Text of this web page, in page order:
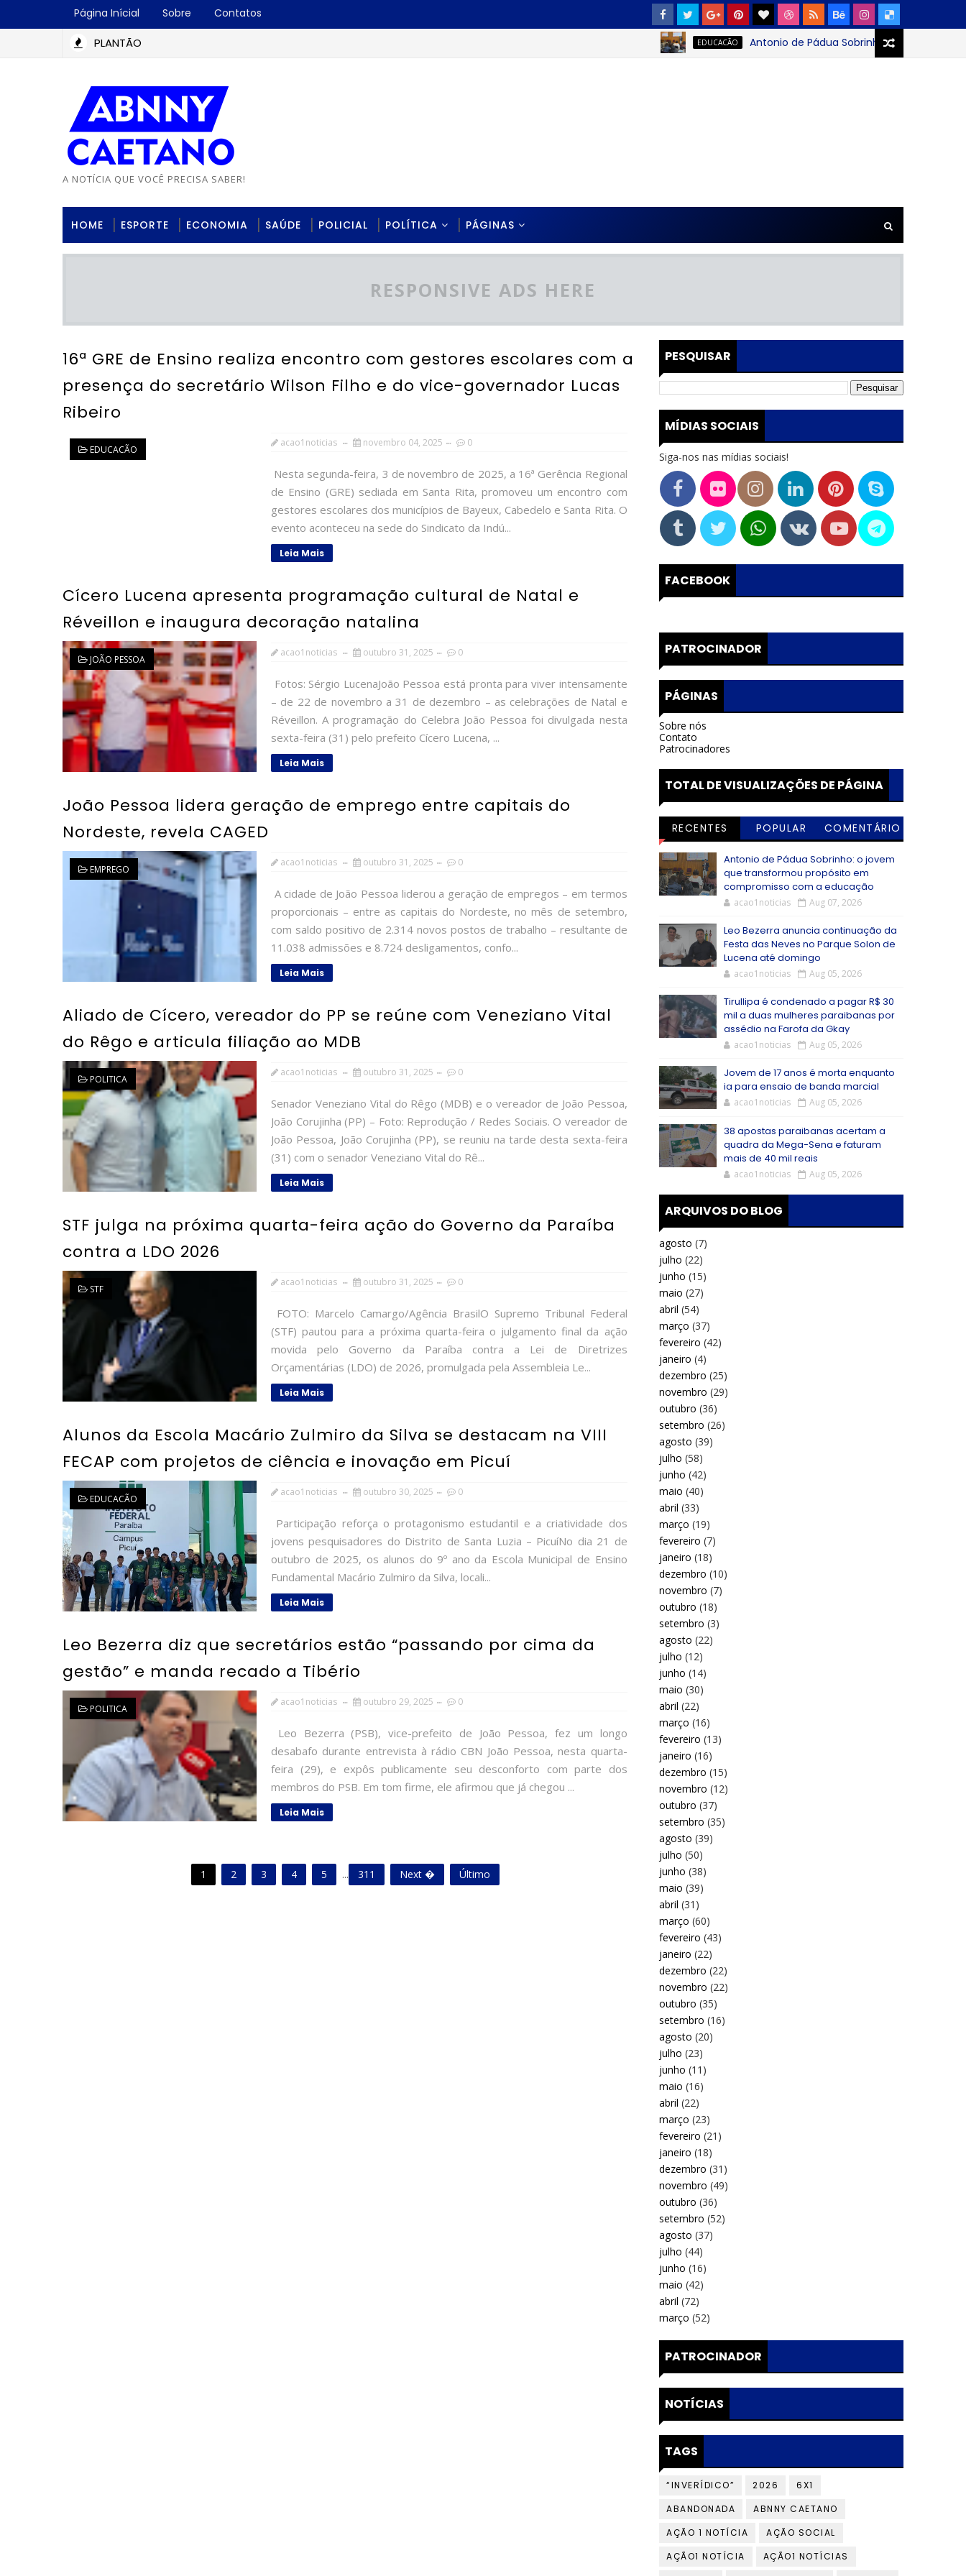
Página Inícial Sobre Contatos
PLANTÃO EDUCACÃO Antonio de Pádua Sobrinho: o jovem que
A NOTÍCIA QUE VOCÊ PRECISA SABER!
HOME ESPORTE ECONOMIA SAÚDE POLICIAL POLÍTICA PÁGINAS
RESPONSIVE ADS HERE
16ª GRE de Ensino realiza encontro com gestores escolares com a
presença do secretário Wilson Filho e do vice-governador Lucas
Ribeiro
EDUCACÃO
acao1noticias novembro 04, 2025 0
Nesta segunda-feira, 3 de novembro de 2025, a 16ª Gerência Regional
de Ensino (GRE) sediada em Santa Rita, promoveu um encontro com
gestores escolares dos municípios de Bayeux, Cabedelo e Santa Rita. O
evento aconteceu na sede do Sindicato da Indú...
Leia Mais
Cícero Lucena apresenta programação cultural de Natal e
Réveillon e inaugura decoração natalina
JOÃO PESSOA
acao1noticias outubro 31, 2025 0
Fotos: Sérgio LucenaJoão Pessoa está pronta para viver intensamente
– de 22 de novembro a 31 de dezembro – as celebrações de Natal e
Réveillon. A programação do Celebra João Pessoa foi divulgada nesta
sexta-feira (31) pelo prefeito Cícero Lucena, ...
Leia Mais
João Pessoa lidera geração de emprego entre capitais do
Nordeste, revela CAGED
EMPREGO
acao1noticias outubro 31, 2025 0
A cidade de João Pessoa liderou a geração de empregos – em termos
proporcionais – entre as capitais do Nordeste, no mês de setembro,
com saldo positivo de 2.314 novos postos de trabalho – resultante de
11.038 admissões e 8.724 desligamentos, confo...
Leia Mais
Aliado de Cícero, vereador do PP se reúne com Veneziano Vital
do Rêgo e articula filiação ao MDB
POLITICA
acao1noticias outubro 31, 2025 0
Senador Veneziano Vital do Rêgo (MDB) e o vereador de João Pessoa,
João Corujinha (PP) – Foto: Reprodução / Redes Sociais. O vereador de
João Pessoa, João Corujinha (PP), se reuniu na tarde desta sexta-feira
(31) com o senador Veneziano Vital do Rê...
Leia Mais
STF julga na próxima quarta-feira ação do Governo da Paraíba
contra a LDO 2026
STF
acao1noticias outubro 31, 2025 0
FOTO: Marcelo Camargo/Agência BrasilO Supremo Tribunal Federal
(STF) pautou para a próxima quarta-feira o julgamento final da ação
movida pelo Governo da Paraíba contra a Lei de Diretrizes
Orçamentárias (LDO) de 2026, promulgada pela Assembleia Le...
Leia Mais
Alunos da Escola Macário Zulmiro da Silva se destacam na VIII
FECAP com projetos de ciência e inovação em Picuí
EDUCACÃO
acao1noticias outubro 30, 2025 0
Participação reforça o protagonismo estudantil e a criatividade dos
jovens pesquisadores do Distrito de Santa Luzia – PicuíNo dia 21 de
outubro de 2025, os alunos do 9º ano da Escola Municipal de Ensino
Fundamental Macário Zulmiro da Silva, locali...
Leia Mais
Leo Bezerra diz que secretários estão “passando por cima da
gestão” e manda recado a Tibério
POLITICA
acao1noticias outubro 29, 2025 0
Leo Bezerra (PSB), vice-prefeito de João Pessoa, fez um longo
desabafo durante entrevista à rádio CBN João Pessoa, nesta quarta-
feira (29), e expôs publicamente seu desconforto com parte dos
membros do PSB. Em tom firme, ele afirmou que já chegou ...
Leia Mais
1 2 3 4 5 ... 311 Next � Último
PESQUISAR
MÍDIAS SOCIAIS
Siga-nos nas mídias sociais!
FACEBOOK
PATROCINADOR
PÁGINAS
Sobre nós
Contato
Patrocinadores
TOTAL DE VISUALIZAÇÕES DE PÁGINA
RECENTES POPULAR
COMENTÁRIO
Antonio de Pádua Sobrinho: o jovem
que transformou propósito em
compromisso com a educação
acao1noticias Aug 07, 2026
Leo Bezerra anuncia continuação da
Festa das Neves no Parque Solon de
Lucena até domingo
acao1noticias Aug 05, 2026
Tirullipa é condenado a pagar R$ 30
mil a duas mulheres paraibanas por
assédio na Farofa da Gkay
acao1noticias Aug 05, 2026
Jovem de 17 anos é morta enquanto
ia para ensaio de banda marcial
acao1noticias Aug 05, 2026
38 apostas paraibanas acertam a
quadra da Mega-Sena e faturam
mais de 40 mil reais
acao1noticias Aug 05, 2026
ARQUIVOS DO BLOG
agosto (7)
julho (22)
junho (15)
maio (27)
abril (54)
março (37)
fevereiro (42)
janeiro (4)
dezembro (25)
novembro (29)
outubro (36)
setembro (26)
agosto (39)
julho (58)
junho (42)
maio (40)
abril (33)
março (19)
fevereiro (7)
janeiro (18)
dezembro (10)
novembro (7)
outubro (18)
setembro (3)
agosto (22)
julho (12)
junho (14)
maio (30)
abril (22)
março (16)
fevereiro (13)
janeiro (16)
dezembro (15)
novembro (12)
outubro (37)
setembro (35)
agosto (39)
julho (50)
junho (38)
maio (39)
abril (31)
março (60)
fevereiro (43)
janeiro (22)
dezembro (22)
novembro (22)
outubro (35)
setembro (16)
agosto (20)
julho (23)
junho (11)
maio (16)
abril (22)
março (23)
fevereiro (21)
janeiro (18)
dezembro (31)
novembro (49)
outubro (36)
setembro (52)
agosto (37)
julho (44)
junho (16)
maio (42)
abril (72)
março (52)
PATROCINADOR
NOTÍCIAS
TAGS
“INVERÍDICO” 2026
6X1
ABANDONADA
ABNNY CAETANO
AÇÃO 1 NOTÍCIA
AÇÃO SOCIAL
AÇÃO1 NOTÍCIA
AÇÃO1 NOTÍCIAS